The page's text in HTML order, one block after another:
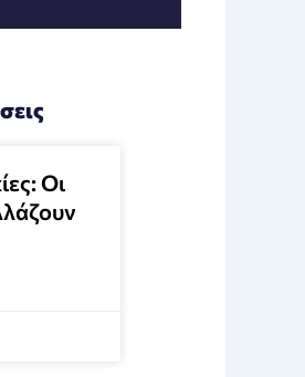
Οι